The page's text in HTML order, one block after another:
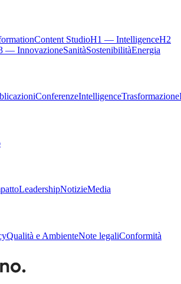
Content StudioH1 — IntelligenceH2
— InnovazioneSanitàSostenibilitàEnergia
ConferenzeIntelligenceTrasformazione
LeadershipNotizieMedia
Qualità e AmbienteNote legaliConformità